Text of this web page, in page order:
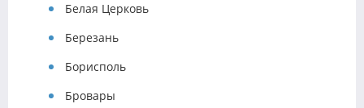
Белая Церковь
Березань
Борисполь
Бровары